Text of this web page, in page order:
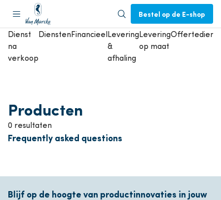
Bestel op de E-shop
Dienst
na
verkoop
DienstenFinancieelLevering
&
afhaling
Levering
op maat
Offertedienst
Producten
0 resultaten
Frequently asked questions
Blijf op de hoogte van productinnovaties in jouw